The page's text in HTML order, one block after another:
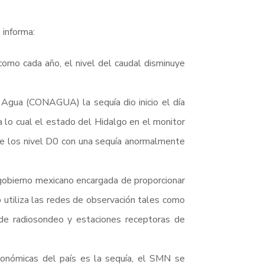
cada año, el nivel del caudal disminuye
(CONAGUA) la sequía dio inicio el día
lo cual el estado del Hidalgo en el monitor
nivel D0 con una sequía anormalmente
mexicano encargada de proporcionar
las redes de observación tales como
radiosondeo y estaciones receptoras de
del país es la sequía, el SMN se